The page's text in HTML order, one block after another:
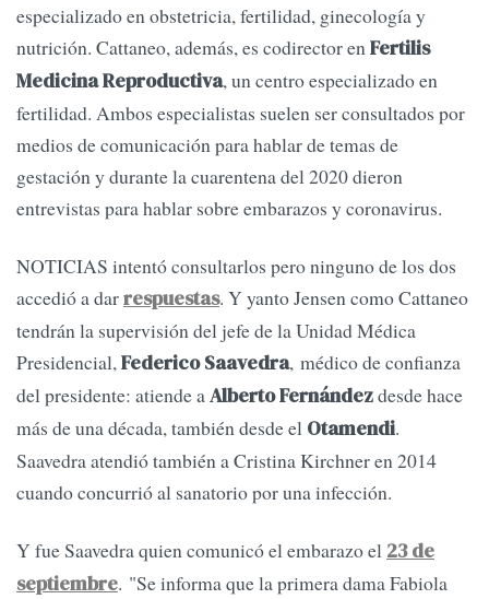
especializado en obstetricia, fertilidad, ginecología y
nutrición. Cattaneo, además, es codirector enFertilis
Medicina Reproductiva, un centro especializado en
fertilidad. Ambos especialistas suelen ser consultados por
medios de comunicación para hablar de temas de
gestación y durante la cuarentena del 2020 dieron
entrevistas para hablar sobre embarazos y coronavirus.
NOTICIAS intentó consultarlos pero ninguno de los dos
accedió a darrespuestas. Y yanto Jensen como Cattaneo
tendrán la supervisión del jefe de la Unidad Médica
Presidencial,Federico Saavedra, médico de confianza
del presidente: atiende aAlberto Fernándezdesde hace
más de una década, también desde el Otamendi.
Saavedra atendió también a Cristina Kirchner en 2014
cuando concurrió al sanatorio por una infección.
Y fue Saavedra quien comunicó el embarazo el 23 de
septiembre. "Se informa que la primera dama Fabiola